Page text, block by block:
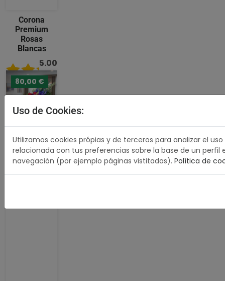
Corona
Premium
Rosas
Blancas
5.00
/ 5
489,00
Comprar
80,00 €
Uso de Cookies:
Utilizamos cookies própias y de terceros para analizar el
relacionada con tus preferencias sobre la base de un perfil
navegación (por ejemplo páginas vistitadas). Política de